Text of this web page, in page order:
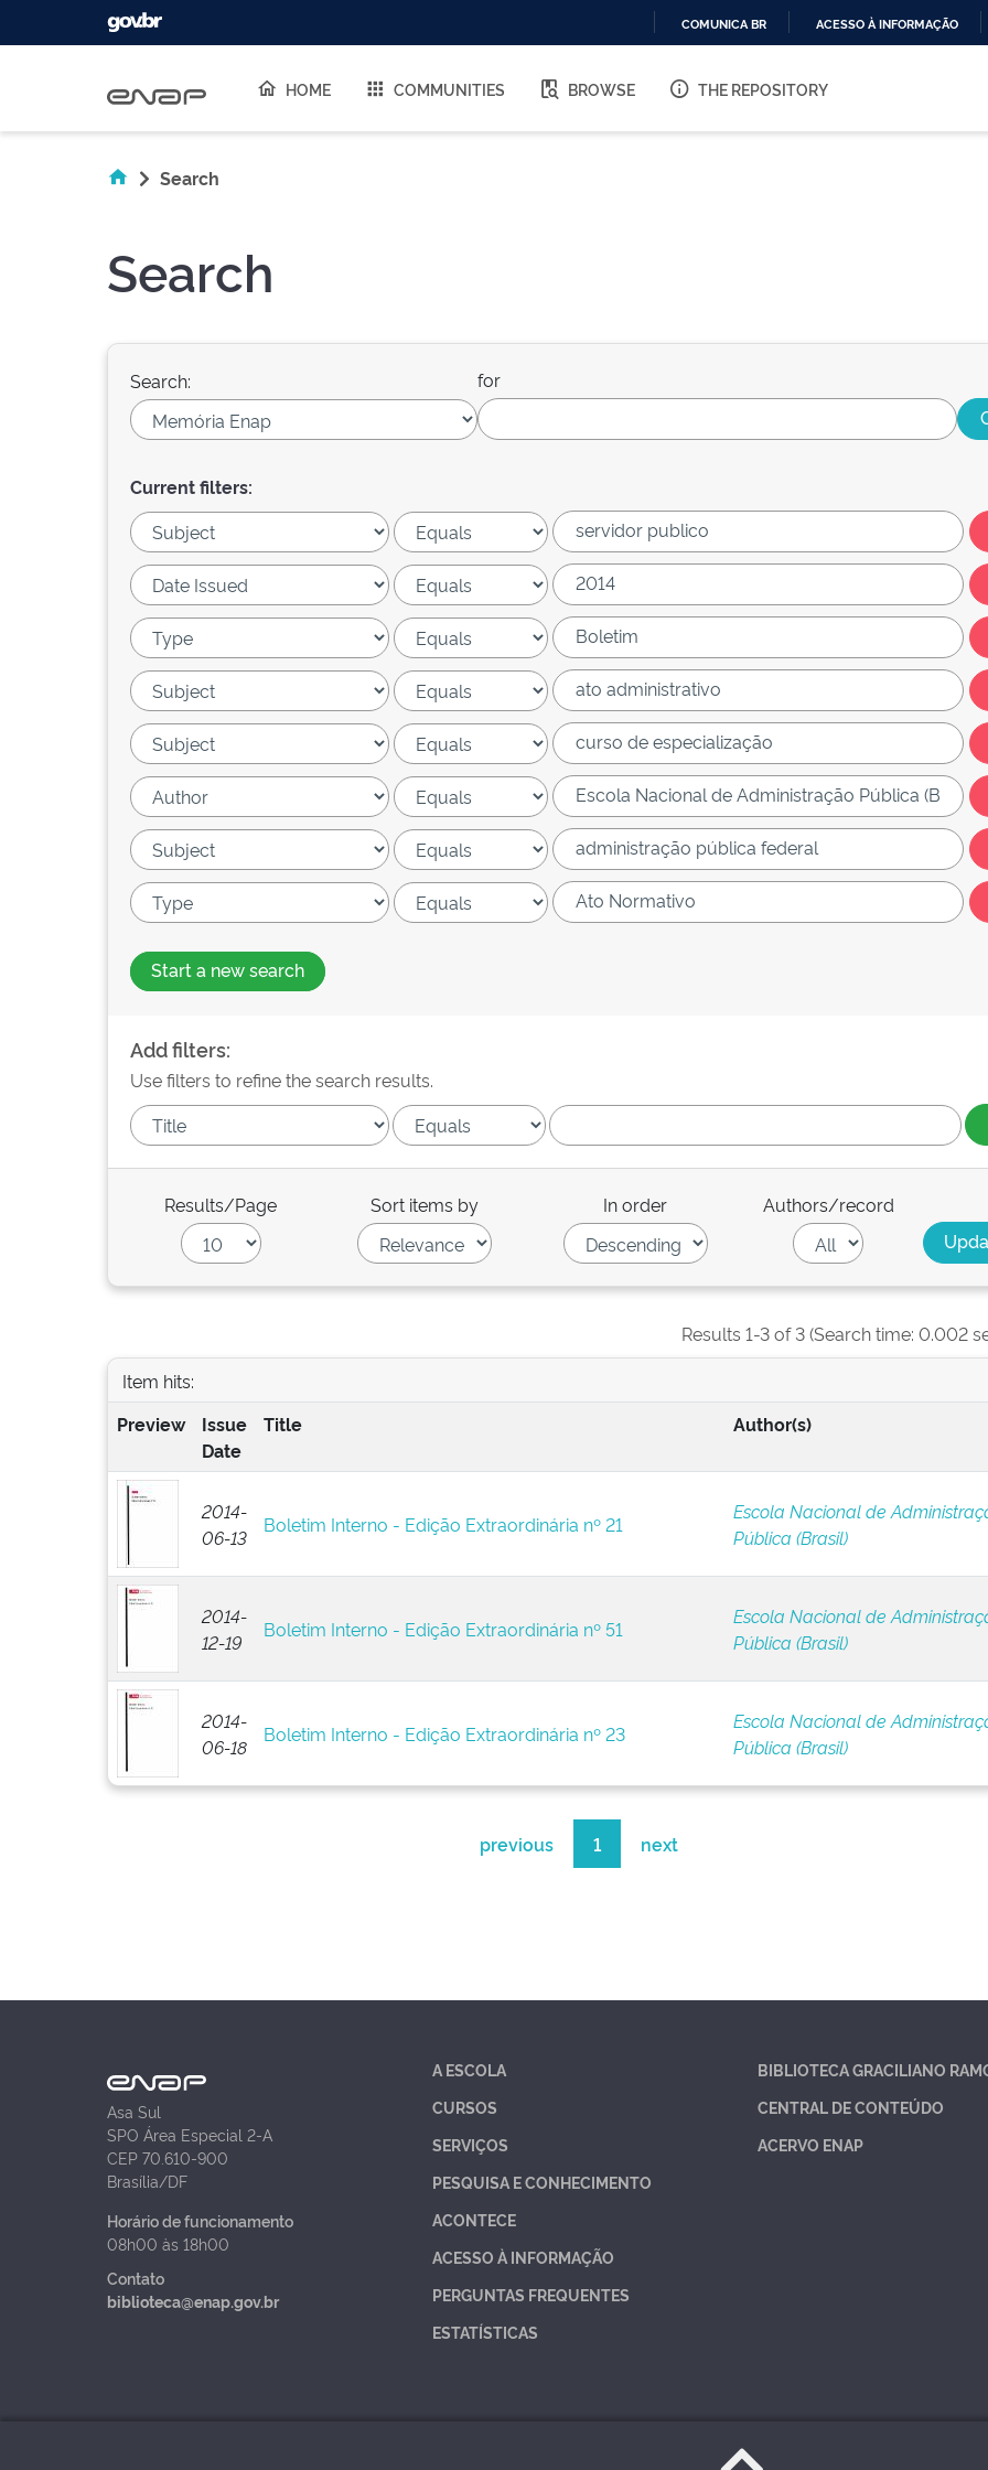
O
COMUNICA BR ACESSO À INFORMAÇÃO
HOME COMMUNITIES BROWSE THE REPOSITORY
Search
Search
Search: for
Current filters:
Start a new search
Add filters:
Use filters to refine the search results.
Results/Page Sort items by In order Authors/record
Results 1-3 of 3 (Search time: 0.002
Item hits:
Preview
Issue
Date
Title Author(s)
2014-
06-13
Boletim Interno - Edição Extraordinária nº 21
Escola Nacional de
Pública (Brasil)
2014-
12-19
Boletim Interno - Edição Extraordinária nº 51
Escola Nacional de
Pública (Brasil)
2014-
06-18
Boletim Interno - Edição Extraordinária nº 23
Escola Nacional de
Pública (Brasil)
previous 1 next
Asa Sul
SPO Área Especial 2-A
CEP 70.610-900
Brasília/DF
Horário de funcionamento
08h00 às 18h00
Contato
biblioteca@enap.gov.br
A ESCOLA
CURSOS
SERVIÇOS
PESQUISA E CONHECIMENTO
ACONTECE
ACESSO À INFORMAÇÃO
PERGUNTAS FREQUENTES
ESTATÍSTICAS
BIBLIOTECA GRACILIANO
CENTRAL DE CONTEÚDO
ACERVO ENAP